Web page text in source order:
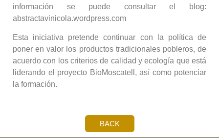
información se puede consultar el blog:
abstractavinicola.wordpress.com
Esta iniciativa pretende continuar con la política de
poner en valor los productos tradicionales pobleros, de
acuerdo con los criterios de calidad y ecología que está
liderando el proyecto BioMoscatell, así como potenciar
la formación.
BACK